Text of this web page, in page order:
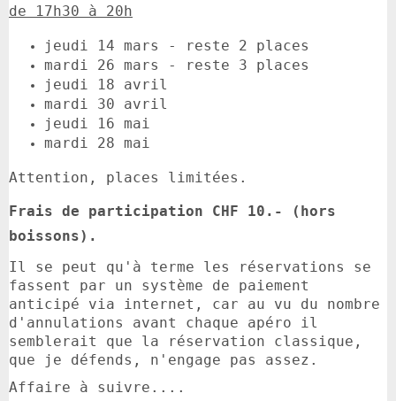
de 17h30 à 20h
jeudi 14 mars - reste 2 places
mardi 26 mars - reste 3 places
jeudi 18 avril
mardi 30 avril
jeudi 16 mai
mardi 28 mai
Attention, places limitées.
Frais de participation CHF 10.- (hors
boissons).
Il se peut qu'à terme les réservations se
fassent par un système de paiement
anticipé via internet, car au vu du nombre
d'annulations avant chaque apéro il
semblerait que la réservation classique,
que je défends, n'engage pas assez.
Affaire à suivre....